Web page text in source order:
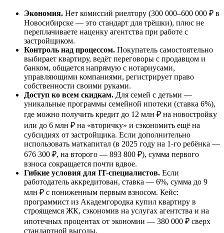
Экономия. Нет комиссий риелтору (300 000–600 000 ₽ в
Новосибирске — это стандарт для трёшки), плюс не
переплачиваете наценку агентства при работе с
застройщиком.
Контроль над процессом. Покупатель самостоятельно
выбирает квартиру, ведёт переговоры с продавцом и
банком, общается напрямую с нотариусами,
управляющими компаниями, регистрирует право
собственности своими руками.
Доступ ко всем скидкам. Для семей с детьми —
уникальные программы семейной ипотеки (ставка 6%),
где можно получить кредит до 12 млн ₽ на новостройку
или до 6 млн ₽ на «вторичку» и сэкономить ещё на
субсидиях от застройщика. Если дополнительно
использовать маткапитал (в 2025 году на 1-го ребёнка —
676 300 ₽, на второго — 893 800 ₽), сумма первого
взноса сокращается почти вдвое.
Гибкие условия для IT-специалистов. Если
работодатель аккредитован, ставка — 6%, сумма до 9
млн ₽ с пониженным первым взносом. Кейс:
программист из Академгородка купил квартиру в
строящемся ЖК, сэкономив на услугах агентства и на
ипотечных процентах от экономии — 380 000 ₽ сверх
стандартной выгоды.